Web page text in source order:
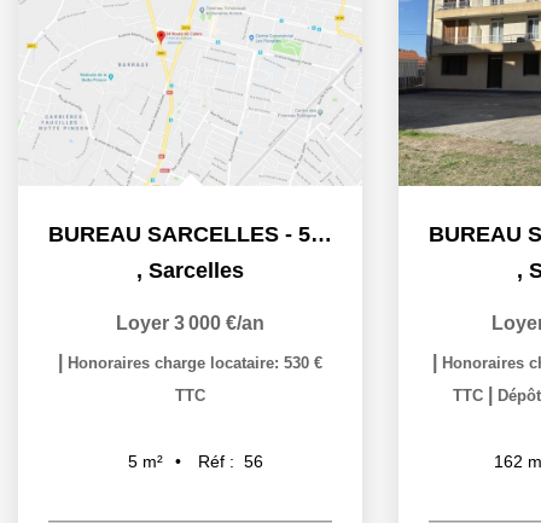
BUREAU SARCELLES - 5 m2
, Sarcelles
Loyer 3 000 €/an
Honoraires charge locataire: 530 €
TTC
5 m² Réf : 56
,
Honoraires
TTC
162